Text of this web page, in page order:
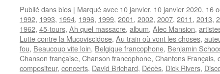
Publié dansbios | Marqué avec 10 janvier, 10 janvier 2020, 16
1992, 1993, 1994, 1996, 1999, 2001, 2002, 2007, 2011, 2013,
1962, 45-tours, Ah quel massacre, album, Alec Mansion,
Lutte contre la Mucoviscidose, Au train où vont les choses,
fou, Beaucoup vite loin, Belgique francophone, Benjamin
Chanson française, Chanson francophone, Chantons Français,
compositeur, concerts, David Brichard, Décès, Dick Rivers,